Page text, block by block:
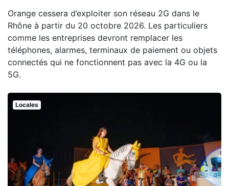
Orange cessera d’exploiter son réseau 2G dans le
Rhône à partir du 20 octobre 2026. Les particuliers
comme les entreprises devront remplacer les
téléphones, alarmes, terminaux de paiement ou objets
connectés qui ne fonctionnent pas avec la 4G ou la
5G.
Locales